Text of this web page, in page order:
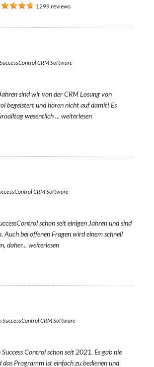
1299 reviews
SuccessControl CRM Software
sind wir von der CRM Lösung von
begeistert und hören nicht auf damit! Es
wesentlich ... weiterlesen
CRM Software
schon seit einigen Jahren und sind
Auch bei offenen Fragen wird einem schnell
daher... weiterlesen
SuccessControl CRM Software
Control schon seit 2021. Es gab nie
das Programm ist einfach zu bedienen und